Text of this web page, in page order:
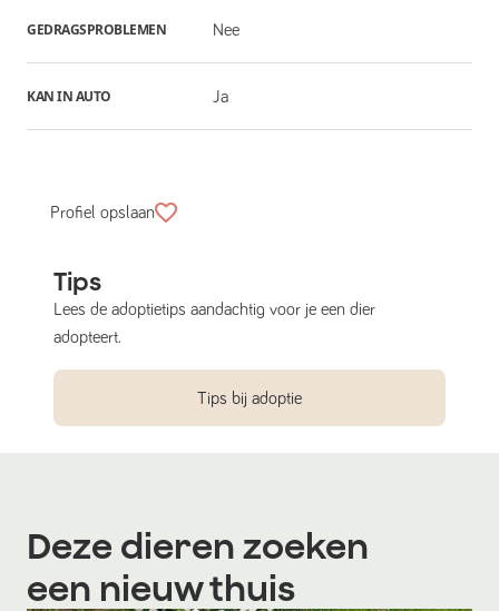
GEDRAGSPROBLEMEN Nee
KAN IN AUTO Ja
Profiel opslaan
Tips
Lees de adoptietips aandachtig voor je een dier
adopteert.
Tips bij adoptie
Deze dieren zoeken
een nieuw thuis